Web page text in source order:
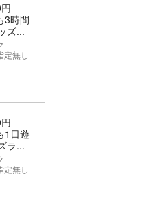
3時間
ズ...
定無し
1日遊
ラ...
定無し